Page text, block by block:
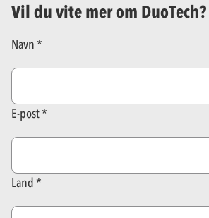
Vil du vite mer om DuoTech?
Navn
E-post
Land